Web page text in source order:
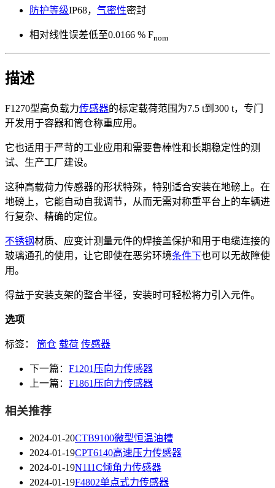
防护等级IP68， 气密性密封
相对线性误差低至0.0166 % Fnom
描述
F1270型高负载力传感器的标定载荷范围为7.5 t到300 t，专门
开发用于容器和筒仓称重应用。
它也适用于严苛的工业应用和需要鲁棒性和长期稳定性的测
试、生产工厂建设。
这种高载荷力传感器的形状特殊，特别适合安装在地磅上。在
地磅上，它能自动自我调节，从而无需对称重平台上的车辆进
行复杂、精确的定位。
不锈钢材质、应变计测量元件的焊接盖保护和用于电缆连接的
玻璃通孔的使用，让它即使在恶劣环境条件下也可以无故障使
用。
得益于安装支架的整合半径，安装时可轻松将力引入元件。
选项
标签： 筒仓 载荷 传感器
下一篇： F1201压向力传感器
上一篇： F1861压向力传感器
相关推荐
2024-01-20CTB9100微型恒温油槽
2024-01-19CPT6140高速压力传感器
2024-01-19N111C倾角力传感器
2024-01-19F4802单点式力传感器